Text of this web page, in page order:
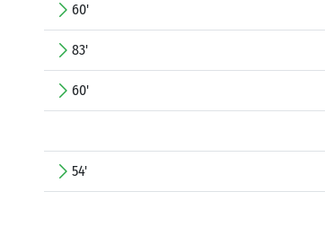
60'
83'
60'
54'